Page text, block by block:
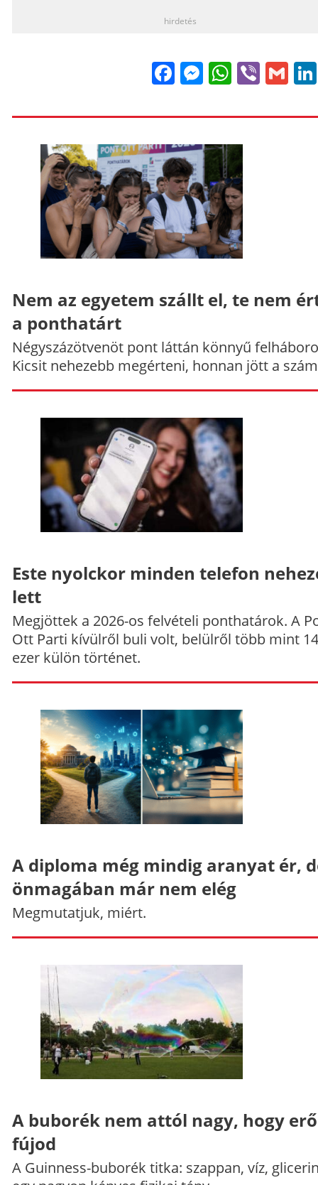
hirdetés
FacebookViber
Nem az egyetem szállt el, te nem
a ponthatárt
Négyszázötvenöt pont láttán könnyű
Kicsit nehezebb megérteni, honnan jött a
Este nyolckor minden telefon
lett
Megjöttek a 2026-os felvételi ponthatárok. A
Ott Parti kívülről buli volt, belülről több mint
ezer külön történet.
A diploma még mindig aranyat ér,
önmagában már nem elég
Megmutatjuk, miért.
A buborék nem attól nagy, hogy
fújod
A Guinness-buborék titka: szappan, víz,